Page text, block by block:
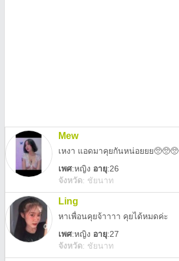
Mew
เหงา แอดมาคุยกันหน่อยยย🥺🥺🥺
เพศ:หญิง อายุ:26
จังหวัด: ชัยนาท
Ling
หาเพื่อนคุยจ้าาาา คุยได้หมดค่ะ
เพศ:หญิง อายุ:27
จังหวัด: ชัยนาท